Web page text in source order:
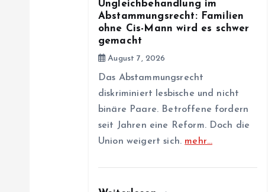
Ungleichbehandlung im
Abstammungsrecht: Familien
ohne Cis-Mann wird es schwer
gemacht
August 7, 2026
Das Abstammungsrecht
diskriminiert lesbische und nicht
binäre Paare. Betroffene fordern
seit Jahren eine Reform. Doch die
Union weigert sich. mehr…